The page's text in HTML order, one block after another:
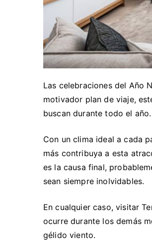
Las celebraciones del Año
motivador plan de viaje,
buscan durante todo el año.
Con un clima ideal a cada
más contribuya a esta
es la causa final,
sean siempre inolvidables.
En cualquier caso, visitar
ocurre durante los demás
gélido viento.